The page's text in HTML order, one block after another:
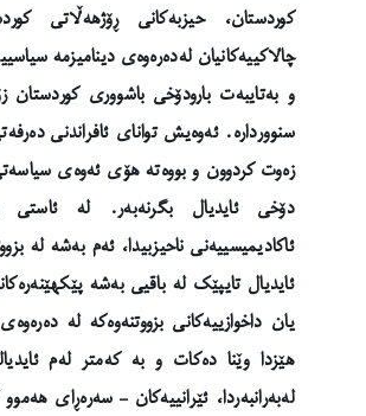
کوردستان، حیزبەکانی ڕۆژهەڵاتی
چالاکییەکانیان لەدەرەوەی دینامیزمە
و بەتایبەت بارودۆخی باشووری کوردستان
سنووردارە. ئەوەیش توانای ئافراندنی
زەوت کردوون و بووەتە هۆی ئەوەی
دۆخی ئایدیال بگرنەبەر. لە ئاستی
ئاکادیمیسییەنی ناحیزبیدا، ئەم بەشە لە
ئایدیال تایپێک لە باقیی بەشە
یان داخوازییەکانی بزووتنەوەکە لە
هێزدا وێنا دەکات و بە کەمتر لەم
لەبەرانبەردا، ئێرانییەکان – سەرەڕای